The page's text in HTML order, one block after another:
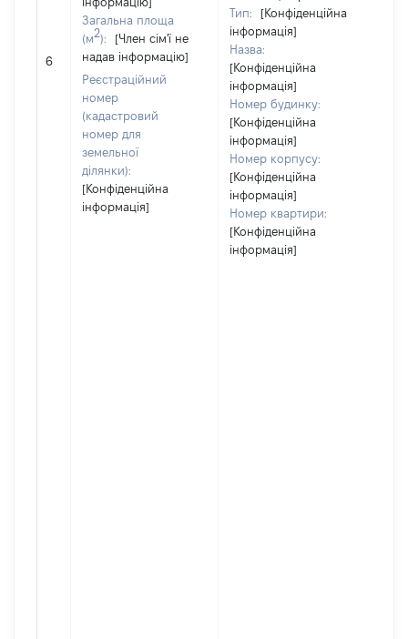
6
Загальна площа
(м2):
[Член сім'ї не
надав інформацію]
Реєстраційний
номер
(кадастровий
номер для
земельної
ділянки):
[Конфіденційна
інформація]
Тип:
[Конфіденційна
інформація]
Назва:
[Конфіденційна
інформація]
Номер будинку:
[Конфіденційна
інформація]
Номер корпусу:
[Конфіденційна
інформація]
Номер квартири:
[Конфіденційна
інформація]